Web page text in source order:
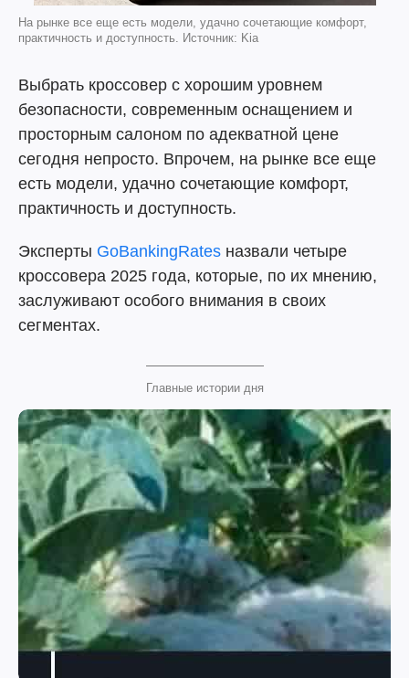
На рынке все еще есть модели, удачно сочетающие комфорт,
практичность и доступность. Источник: Kia
Выбрать кроссовер с хорошим уровнем
безопасности, современным оснащением и
просторным салоном по адекватной цене
сегодня непросто. Впрочем, на рынке все еще
есть модели, удачно сочетающие комфорт,
практичность и доступность.
Эксперты GoBankingRates назвали четыре
кроссовера 2025 года, которые, по их мнению,
заслуживают особого внимания в своих
сегментах.
Главные истории дня